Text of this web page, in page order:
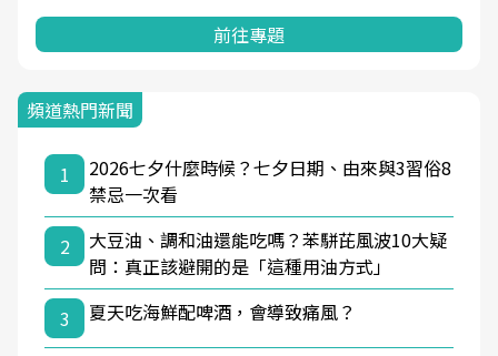
前往專題
頻道熱門新聞
1
2026七夕什麼時候？七夕日期、由來與3習俗8
禁忌一次看
2
大豆油、調和油還能吃嗎？苯駢芘風波10大疑
問：真正該避開的是「這種用油方式」
3
夏天吃海鮮配啤酒，會導致痛風？